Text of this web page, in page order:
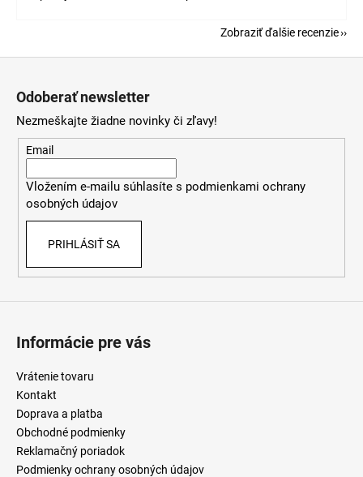
Zobraziť ďalšie recenzie
Odoberať newsletter
Nezmeškajte žiadne novinky či zľavy!
Email
Vložením e-mailu súhlasíte s podmienkami ochrany
osobných údajov
PRIHLÁSIŤ SA
Informácie pre vás
Vrátenie tovaru
Kontakt
Doprava a platba
Obchodné podmienky
Reklamačný poriadok
Podmienky ochrany osobných údajov